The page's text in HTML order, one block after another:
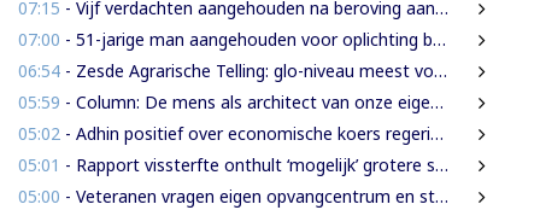
07:15 - Vijf verdachten aangehouden na beroving aan Rijsdijkweg
07:00 - 51-jarige man aangehouden voor oplichting bejaarde vrouw in centrum Paramaribo
06:54 - Zesde Agrarische Telling: glo-niveau meest voorkomend onder landbouwers
05:59 - Column: De mens als architect van onze eigen rampen
05:02 - Adhin positief over economische koers regering, maar wil snellere uitvoering
05:01 - Rapport vissterfte onthult ‘mogelijk’ grotere schade voor mens, dier en milieu
05:00 - Veteranen vragen eigen opvangcentrum en structurele steun: ‘Vandaag militair, morgen veteraan’